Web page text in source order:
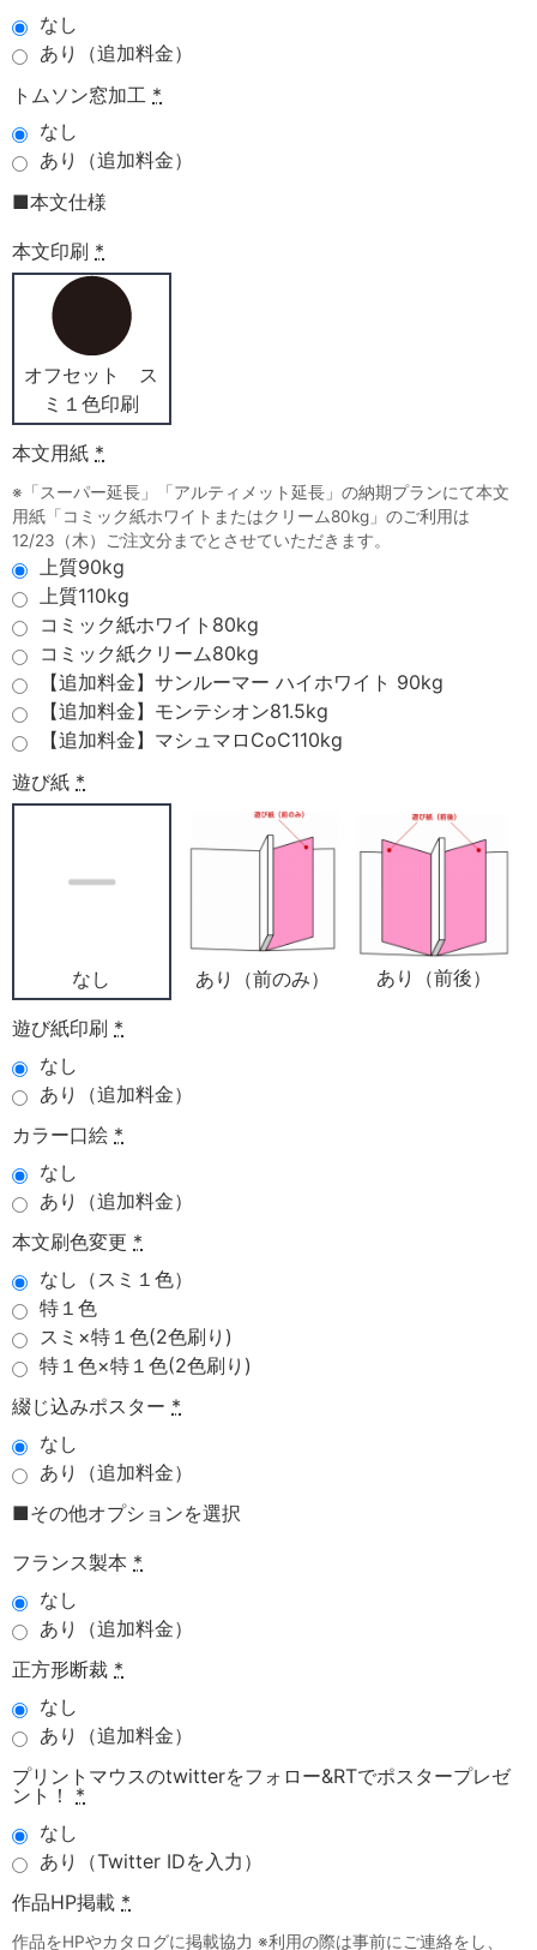
なし
あり（追加料金）
トムソン窓加工 *
なし
あり（追加料金）
■本文仕様
本文印刷 *
オフセット ス
ミ１色印刷
本文用紙 *
※「スーパー延長」「アルティメット延長」の納期プランにて本文
用紙「コミック紙ホワイトまたはクリーム80kg」のご利用は
12/23（木）ご注文分までとさせていただきます。
上質90kg
上質110kg
コミック紙ホワイト80kg
コミック紙クリーム80kg
【追加料金】サンルーマー ハイホワイト 90kg
【追加料金】モンテシオン81.5kg
【追加料金】マシュマロCoC110kg
遊び紙 *
なし あり（前のみ） あり（前後）
遊び紙印刷 *
なし
あり（追加料金）
カラー口絵 *
なし
あり（追加料金）
本文刷色変更 *
なし（スミ１色）
特１色
スミ×特１色(2色刷り)
特１色×特１色(2色刷り)
綴じ込みポスター *
なし
あり（追加料金）
■その他オプションを選択
フランス製本 *
なし
あり（追加料金）
正方形断裁 *
なし
あり（追加料金）
プリントマウスのtwitterをフォロー&RTでポスタープレゼ
ント！
*
なし
あり（Twitter IDを入力）
作品HP掲載 *
作品をHPやカタログに掲載協力 ※利用の際は事前にご連絡をし、